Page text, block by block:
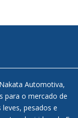
Automotiva,
para o mercado de
pesados e